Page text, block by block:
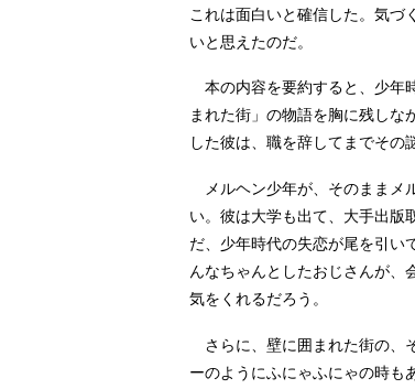
これは面白いと確信した。気づ
いと思えたのだ。
本の内容を要約すると、少年
まれた街」の物語を胸に残しな
した彼は、職を辞してまでその
メルヘン少年が、そのままメ
い。彼は大学も出て、大手出版
だ、少年時代の失恋が尾を引い
んなちゃんとしたおじさんが、
気をくれるだろう。
さらに、壁に囲まれた街の、
ーのようにふにゃふにゃの時も